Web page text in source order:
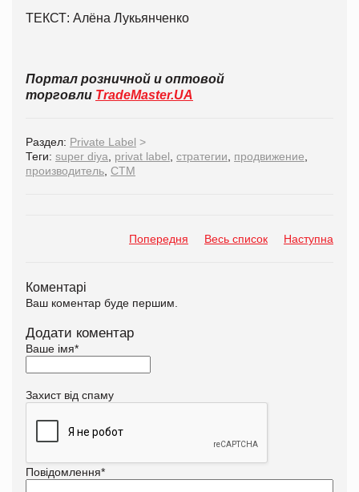
ТЕКСТ: Алёна Лукьянченко
Портал розничной и оптовой
торговли TradeMaster.UA
Раздел: Private Label >
Теги: super diya privat label стратегии продвижение
производитель СТМ
Попередня Весь список Наступна
Коментарі
Ваш коментар буде першим.
Додати коментар
Ваше імя*
Захист від спаму
Повідомлення*